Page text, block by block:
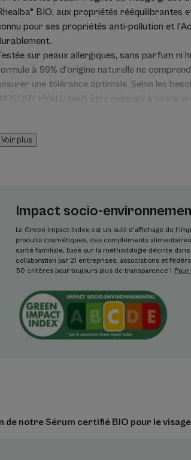
BIO, aux propriétés rééquilibrantes
pour ses propriétés anti-pollution et
sur peaux allergiques, sans parfum ni
à 99% d’origine naturelle ne
une tolérance optimale. Selon les
HYALU peut être mélangé à votre
Avoine Rhealba® issue de l’agriculture biologique.
Sans parfum, ni huile essentielle, le sérum 3-
peut être utilisé seul ou mélangé (1 à 3
pour un soin sur-mesure.
• HYDRATE : la peau est hydratée en
• REPULPE : la peau est plus souple et rebondie
• FORTIFIE : la barrière cutanée est
Avantage de la texture
Voir plus
Impact socio-
Le Green Impact Index est un outil d’affichage de
produits cosmétiques, des compléments
santé familiale, basé sur la méthodologie décrite dans
collaboration par 21 entreprises, associations et
50 critères pour toujours plus de transparence !
de notre Sérum certifié BIO pour le visage